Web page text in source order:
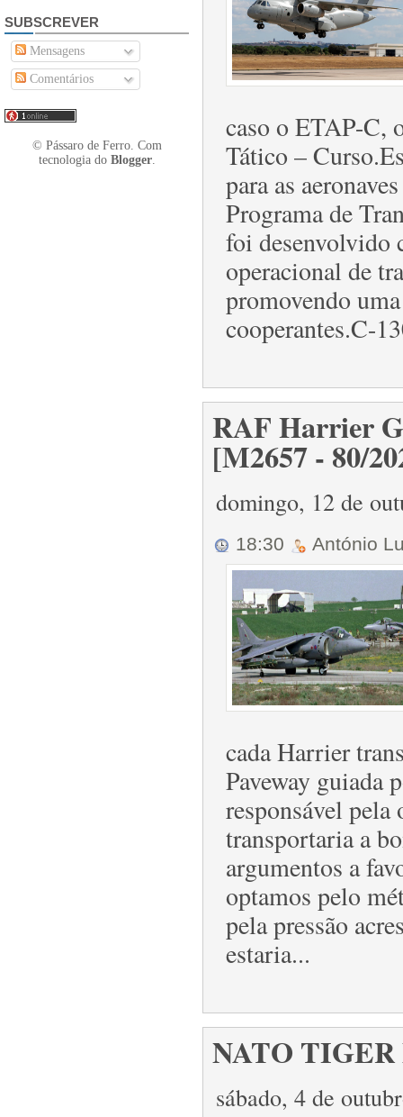
SUBSCREVER
Mensagens
Comentários
© Pássaro de Ferro. Com
tecnologia do Blogger.
caso o ETAP-C,
Tático –
para as
Programa de
foi desenvolvido
operacional de
promovendo
cooperantes.C-
RAF Harrier
[M2657 - 80/
domingo, 12 de
18:30 António
cada Harrier
Paveway guiada
responsável pela
transportaria a
argumentos a
optamos pelo
pela pressão
estaria...
NATO
sábado, 4 de